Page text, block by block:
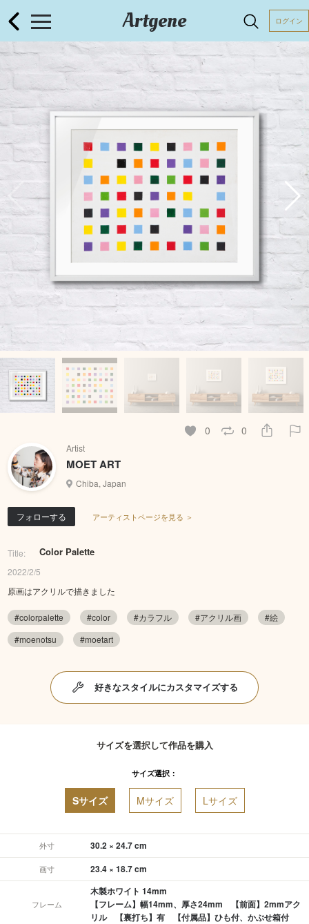
Artgene ログイン
0 0
Artist
MOET ART
Chiba, Japan
フォローする アーティストページを見る ＞
Title: Color Palette
2022/2/5
原画はアクリルで描きました
#colorpalette #color #カラフル #アクリル画
#絵
#moenotsu
#moetart
好きなスタイルにカスタマイズする
サイズを選択して作品を購入
サイズ選択：
Sサイズ Mサイズ Lサイズ
外寸 30.2 × 24.7 cm
画寸 23.4 × 18.7 cm
フレーム
木製ホワイト 14mm
【フレーム】幅14mm、厚さ24mm 【前面】2mmアク
リル 【裏打ち】有 【付属品】ひも付、かぶせ箱付